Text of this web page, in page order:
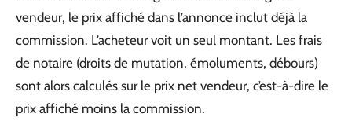
vendeur, le prix affiché dans l’annonce inclut déjà la
commission. L’acheteur voit un seul montant. Les frais
de notaire (droits de mutation, émoluments, débours)
sont alors calculés sur le prix net vendeur, c’est-à-dire le
prix affiché moins la commission.